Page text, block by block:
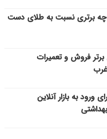
برتری نسبت به طلای دست
فروش و تعمیرات
ورود به بازار آنلاین